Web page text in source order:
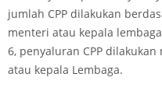
jumlah CPP dilakukan
menteri atau kepala
6, penyaluran CPP
atau kepala Lembaga.